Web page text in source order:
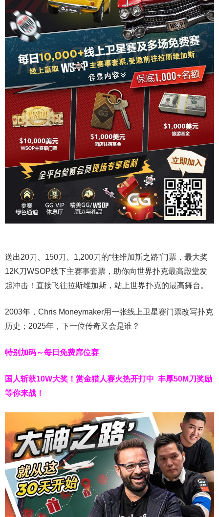
送出20刀、150刀、1,200刀的“往维加斯之路”门票，最大奖
12K刀WSOP线下主赛事套票，助你向世界扑克最高殿堂发
起冲击！直接飞往拉斯维加斯，站上世界扑克的最高舞台。
2003年，Chris Moneymaker用一张线上卫星赛门票改写扑克
历史；2025年，下一位传奇又会是谁？
特别加码～每日免费席位赛
国人斩获10W大奖！ 赏金猎人赛火热开打中 丰厚50M刀奖励
等你来战！